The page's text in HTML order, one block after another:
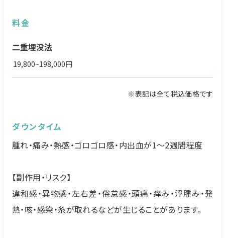
料金
二重埋没法
19,800~198,000円
※表記は全て税込価格です
ダウンタイム
腫れ・痛み・熱感・ゴロゴロ感・内出血が1～2週間程度
【副作用・リスク】
違和感・異物感・左右差・倦怠感・頭痛・痒み・浮腫み・発
熱・咳・感染・糸が取れるなどが生じることがあります。